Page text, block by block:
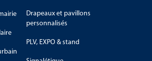
Drapeaux et pavillons
personnalisés
PLV, EXPO & stand